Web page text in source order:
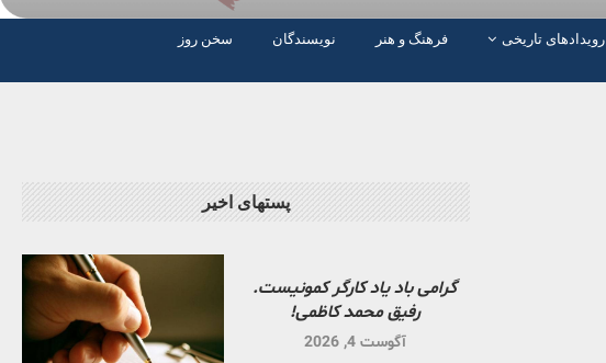
رویدادهای تاریخی فرهنگ و هنر نویسندگان
سخن روز
پستهای اخیر
گرامی باد یاد کارگر کمونیست.
رفیق محمد کاظمی!
آگوست 4, 2026